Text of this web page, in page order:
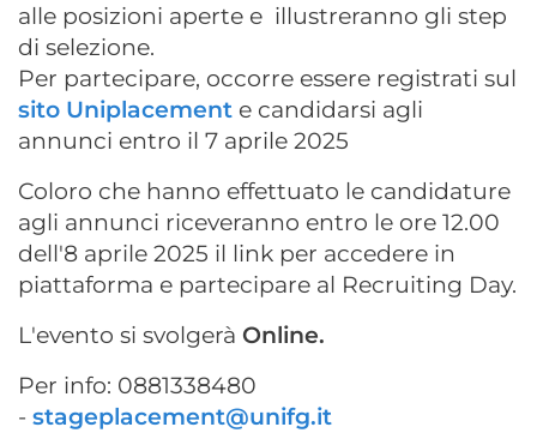
alle posizioni aperte e illustreranno gli step
di selezione.
Per partecipare, occorre essere registrati sul
sito Uniplacement e candidarsi agli
annunci entro il 7 aprile 2025
Coloro che hanno effettuato le candidature
agli annunci riceveranno entro le ore 12.00
dell'8 aprile 2025 il link per accedere in
piattaforma e partecipare al Recruiting Day.
L'evento si svolgerà Online.
Per info: 0881338480
- stageplacement@unifg.it